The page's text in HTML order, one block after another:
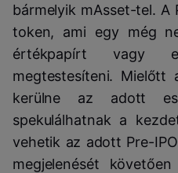
bármelyik mAsset-tel. A
token, ami egy még
értékpapírt vagy
megtestesíteni. Mielőtt
kerülne az adott
spekulálhatnak a
vehetik az adott Pre-
megjelenését